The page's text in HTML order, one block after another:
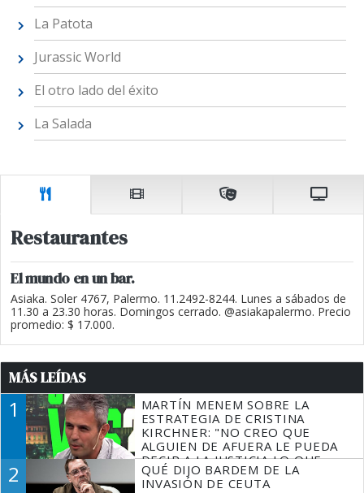
La Patota
Jurassic World
El otro lado del éxito
La Salada
Restaurantes
El mundo en un bar.
Asiaka. Soler 4767, Palermo. 11.2492-8244. Lunes a sábados de
11.30 a 23.30 horas. Domingos cerrado. @asiakapalermo. Precio
promedio: $ 17.000.
MÁS LEÍDAS
1
MARTÍN MENEM SOBRE LA
ESTRATEGIA DE CRISTINA
KIRCHNER: "NO CREO QUE
ALGUIEN DE AFUERA LE PUEDA
DECIR A LA JUSTICIA LO QUE
TIENE QUE HACER"
2
QUÉ DIJO BARDEM DE LA
INVASIÓN DE CEUTA